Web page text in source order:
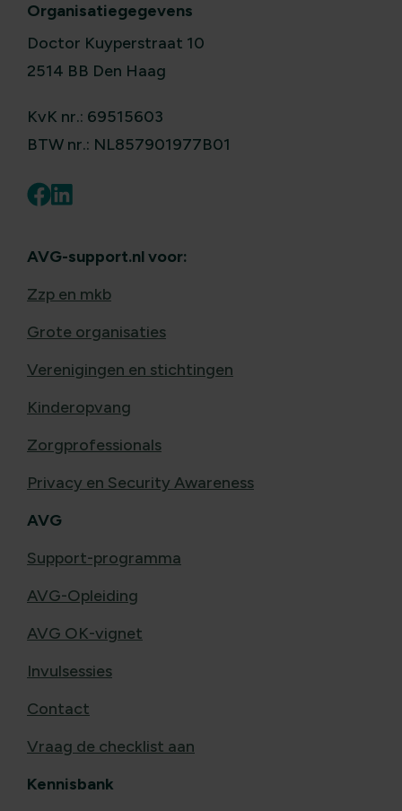
Organisatiegegevens
Doctor Kuyperstraat 10
2514 BB Den Haag
KvK nr.: 69515603
BTW nr.: NL857901977B01
AVG-support.nl voor:
Zzp en mkb
Grote organisaties
Verenigingen en stichtingen
Kinderopvang
Zorgprofessionals
Privacy en Security Awareness
AVG
Support-programma
AVG-Opleiding
AVG OK-vignet
Invulsessies
Contact
Vraag de checklist aan
Kennisbank